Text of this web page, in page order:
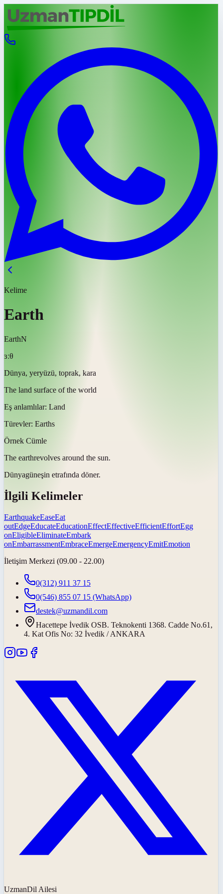
Kelime
Earth
EarthN
ɜːθ
Dünya, yeryüzü, toprak, kara
The land surface of the world
Eş anlamlılar: Land
Türevler: Earths
Örnek Cümle
The earthrevolves around the sun.
Dünyagüneşin etrafında döner.
İlgili Kelimeler
EarthquakeEaseEat
outEdgeEducateEducationEffectEffectiveEfficientEffortEgg
onEligibleEliminateEmbark
onEmbarrassmentEmbraceEmergeEmergencyEmitEmotion
İletişim Merkezi (09.00 - 22.00)
0(312) 911 37 15
0(546) 855 07 15 (WhatsApp)
destek@uzmandil.com
Hacettepe İvedik OSB. Teknokenti 1368. Cadde No.61,
4. Kat Ofis No: 32 İvedik / ANKARA
UzmanDil Ailesi